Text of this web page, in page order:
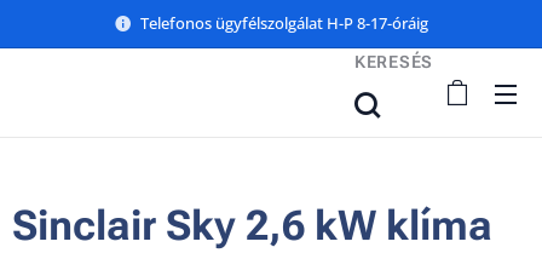
Telefonos ügyfélszolgálat H-P 8-17-óráig
KERESÉS
Sinclair Sky 2,6 kW klíma